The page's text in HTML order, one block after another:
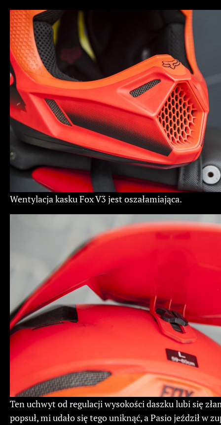
Wentylacja kasku Fox V3 jest oszałamiająca.
Ten uchwyt od regulacji wysokości daszku lubi się
popsuł, mi udało się tego uniknąć, a Pasio jeździł w